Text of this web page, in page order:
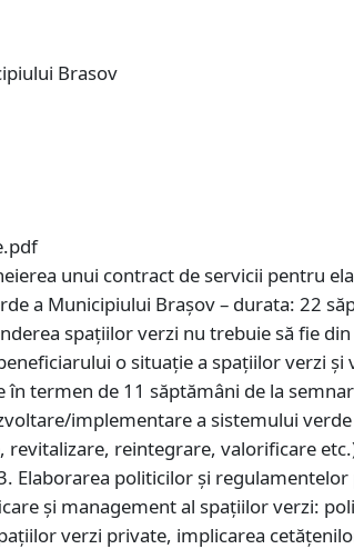
Brasov
unui contract de servicii pentru
a Municipiului Brașov – durata: 22
spațiilor verzi nu trebuie să fie
o situație a spațiilor verzi
termen de 11 săptămâni de la
implementare a sistemului verde
reintegrare, valorificare
Elaborarea politicilor și
și management al spațiilor verzi:
verzi private, implicarea